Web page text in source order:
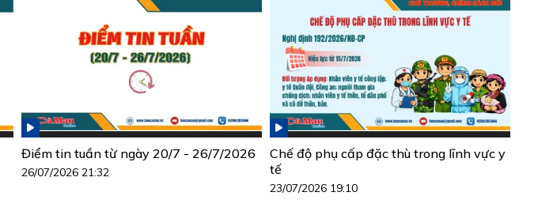
Điểm tin tuần từ ngày 20/7 - 26/7/2026
26/07/2026 21:32
Chế độ phụ cấp đặc thù trong lĩnh vực y
tế
23/07/2026 19:10